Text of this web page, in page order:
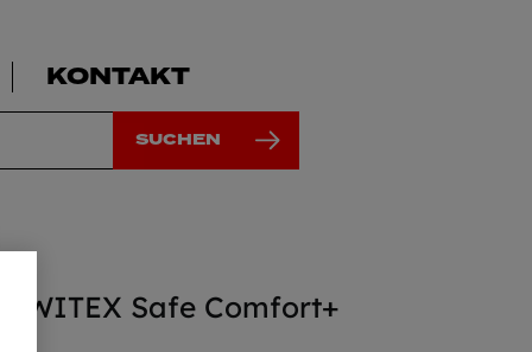
KONTAKT
SUCHEN
WITEX Safe Comfort+